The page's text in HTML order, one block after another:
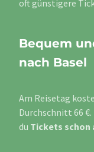
oft günstigere
Bequem
nach Basel
Am Reisetag
Durchschnitt 66
du Tickets schon